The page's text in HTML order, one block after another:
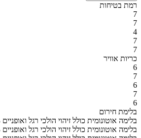
רמת בטיחות
7
7
4
7
7
כריות אוויר
6
7
6
7
6
בלימת חירום
AEB בלימה אוטונומית כולל זיהוי הולכי רגל ואופניים
AEB בלימה אוטונומית כולל זיהוי הולכי רגל ואופניים